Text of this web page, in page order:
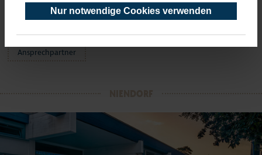
Nur notwendige Cookies verwenden
Feiertag 10 - 15 Uhr
Ansprechpartner